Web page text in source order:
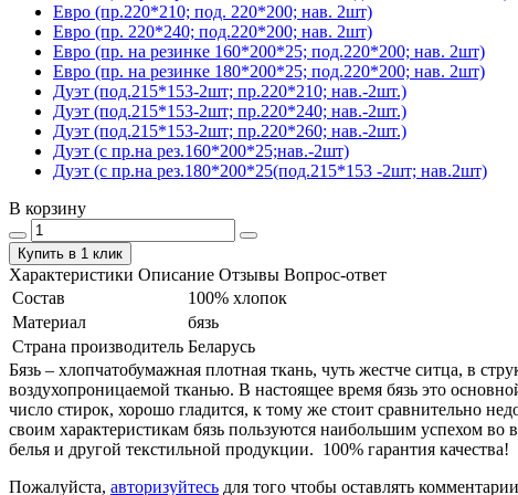
Евро (пр.220*210; под. 220*200; нав. 2шт)
Евро (пр. 220*240; под.220*200; нав. 2шт)
Евро (пр. на резинке 160*200*25; под.220*200; нав. 2шт)
Евро (пр. на резинке 180*200*25; под.220*200; нав. 2шт)
Дуэт (под.215*153-2шт; пр.220*210; нав.-2шт.)
Дуэт (под.215*153-2шт; пр.220*240; нав.-2шт.)
Дуэт (под.215*153-2шт; пр.220*260; нав.-2шт.)
Дуэт (с пр.на рез.160*200*25;нав.-2шт)
Дуэт (с пр.на рез.180*200*25(под.215*153 -2шт; нав.2шт)
В корзину
Купить в 1 клик
Характеристики Описание Отзывы Вопрос-ответ
Состав
100% хлопок
Материал
бязь
Страна производитель Беларусь
Бязь – хлопчатобумажная плотная ткань, чуть жестче ситца, в
воздухопроницаемой тканью. В настоящее время бязь это
число стирок, хорошо гладится, к тому же стоит сравнительно
своим характеристикам бязь пользуются наибольшим успехом
белья и другой текстильной продукции. 100% гарантия качества!
Пожалуйста, авторизуйтесь для того чтобы оставлять комментарии